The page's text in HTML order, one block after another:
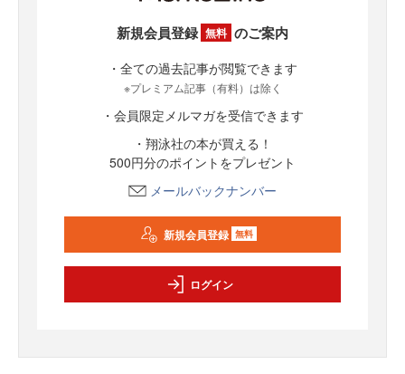
新規会員登録 無料 のご案内
・全ての過去記事が閲覧できます
※プレミアム記事（有料）は除く
・会員限定メルマガを受信できます
・翔泳社の本が買える！
500円分のポイントをプレゼント
メールバックナンバー
新規会員登録 無料
ログイン